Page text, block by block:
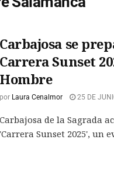
Carbajosa se
Carrera Sunset
Hombre
por Laura Cenalmor 25 DE
Carbajosa de la Sagrada
'Carrera Sunset 2025', un